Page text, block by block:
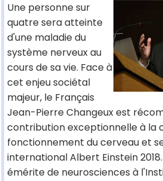
Une personne sur
quatre sera atteinte
d'une maladie du
système nerveux au
cours de sa vie. Face à
cet enjeu sociétal
majeur, le Français
Jean-Pierre Changeux est
contribution exceptionnelle à la
fonctionnement du cerveau et
international Albert Einstein
émérite de neurosciences à